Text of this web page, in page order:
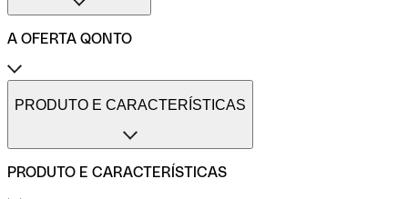
A OFERTA QONTO
Tarifas
Conta profissional online
Conta profissional para pequenas empresas
Métodos de pagamento
PRODUTO E CARACTERÍSTICAS
PRODUTO E CARACTERÍSTICAS